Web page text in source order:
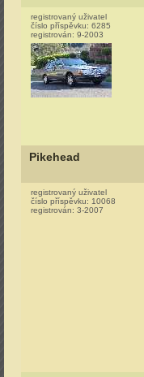
registrovaný uživatel
číslo příspěvku: 6285
registrován: 9-2003
Pikehead
registrovaný uživatel
číslo příspěvku: 10068
registrován: 3-2007